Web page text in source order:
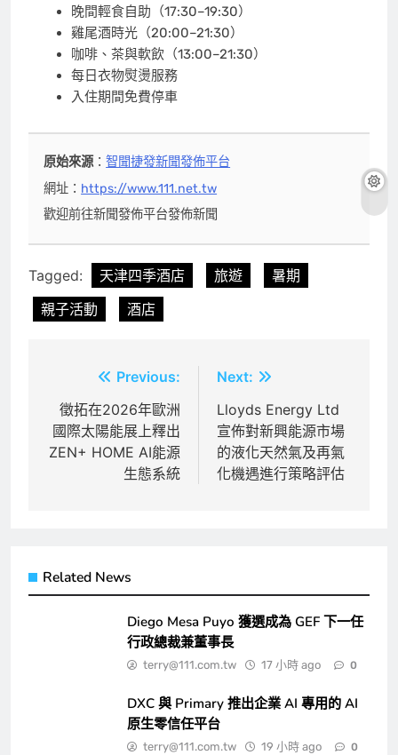
晚間輕食自助（17:30–19:30）
雞尾酒時光（20:00–21:30）
咖啡、茶與軟飲（13:00–21:30）
每日衣物熨燙服務
入住期間免費停車
原始來源：智聞捷發新聞發佈平台
網址： https://www.111.net.tw
歡迎前往新聞發佈平台發佈新聞
Tagged: 天津四季酒店 旅遊
暑期
親子活動
酒店
章
導
Previous:
徵拓在2026年歐洲
國際太陽能展上釋出
ZEN+ HOME AI能源
生態系統
Next:
Lloyds Energy Ltd
宣佈對新興能源市場
的液化天然氣及再氣
化機遇進行策略評估
Related News
Diego Mesa Puyo 獲選成為 GEF 下一任
行政總裁兼董事長
terry@111.com.tw 17 小時 ago 0
DXC 與 Primary 推出企業 AI 專用的 AI
原生零信任平台
terry@111.com.tw 19 小時 ago 0